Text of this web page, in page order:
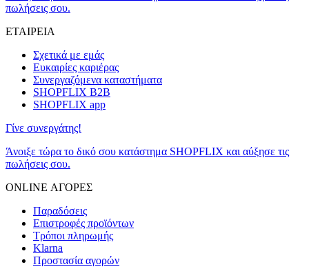
πωλήσεις σου.
ΕΤΑΙΡΕΙΑ
Σχετικά με εμάς
Ευκαιρίες καριέρας
Συνεργαζόμενα καταστήματα
SHOPFLIX B2B
SHOPFLIX app
Γίνε συνεργάτης!
Άνοιξε τώρα το δικό σου κατάστημα SHOPFLIX και αύξησε τις
πωλήσεις σου.
ONLINE ΑΓΟΡΕΣ
Παραδόσεις
Επιστροφές προϊόντων
Τρόποι πληρωμής
Klarna
Προστασία αγορών